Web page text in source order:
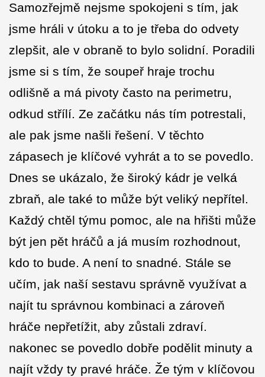
Samozřejmě nejsme spokojeni s tím, jak
jsme hráli v útoku a to je třeba do odvety
zlepšit, ale v obraně to bylo solidní. Poradili
jsme si s tím, že soupeř hraje trochu
odlišně a má pivoty často na perimetru,
odkud střílí. Ze začátku nás tím potrestali,
ale pak jsme našli řešení. V těchto
zápasech je klíčové vyhrát a to se povedlo.
Dnes se ukázalo, že široký kádr je velká
zbraň, ale také to může být veliký nepřítel.
Každý chtěl týmu pomoc, ale na hřišti může
být jen pět hráčů a já musím rozhodnout,
kdo to bude. A není to snadné. Stále se
učím, jak naší sestavu správně využívat a
najít tu správnou kombinaci a zároveň
hráče nepřetížit, aby zůstali zdraví.
nakonec se povedlo dobře podělit minuty a
najít vždy ty pravé hráče. Že tým v klíčovou